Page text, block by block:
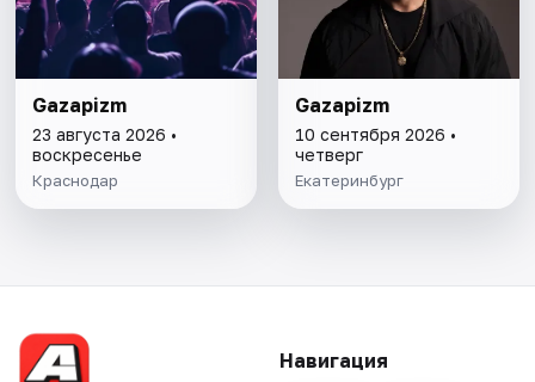
Gazapizm
23 августа 2026 •
воскресенье
Краснодар
Gazapizm
10 сентября 2026 •
четверг
Екатеринбург
Навигация